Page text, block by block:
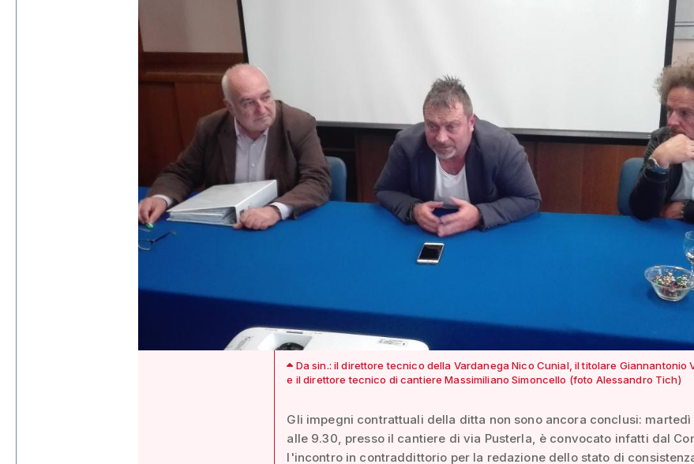
Da sin.: il direttore tecnico della Vardanega Nico Cunial, il titolare Giannantonio
e il direttore tecnico di cantiere Massimiliano Simoncello (foto Alessandro Tich)
Gli impegni contrattuali della ditta non sono ancora conclusi: martedì
alle 9.30, presso il cantiere di via Pusterla, è convocato infatti dal
l'incontro in contraddittorio per la redazione dello stato di